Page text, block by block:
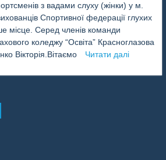
з вадами слуху (жінки) у м.
Спортивної федерації глухих
місце. Серед членів команди
коледжу “Освіта” Красноглазова
Вікторія.Вітаємо
Читати далі